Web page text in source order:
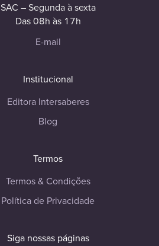
SAC – Segunda à sexta
Das 08h às 17h
E-mail
Institucional
Editora Intersaberes
Blog
Termos
Termos & Condições
Política de Privacidade
Siga nossas páginas